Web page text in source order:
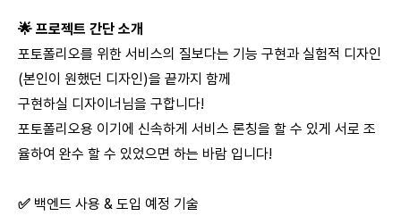
🌟 프로젝트 간단 소개
포토폴리오를 위한 서비스의 질보다는 기능 구현과 실험적 디자인
(본인이 원했던 디자인)을 끝까지 함께
구현하실 디자이너님을 구합니다!
포토폴리오용 이기에 신속하게 서비스 론칭을 할 수 있게 서로 조
율하여 완수 할 수 있었으면 하는 바람 입니다!
✅ 백엔드 사용 & 도입 예정 기술